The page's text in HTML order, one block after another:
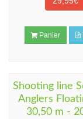
Panier
Shooting line
Anglers
30,50 m -